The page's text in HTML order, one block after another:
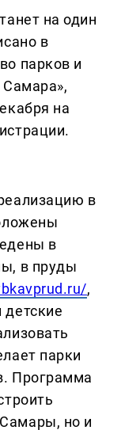
на один
в
парков и
Самара»,
на
в
в
в пруды
,
парки
Программа
но и